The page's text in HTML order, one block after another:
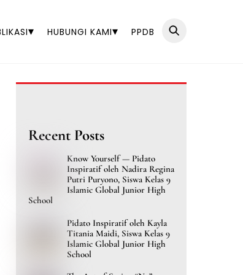
▾ HUBUNGI KAMI▾ PPDB
Recent Posts
Know Yourself — Pidato
Inspiratif oleh Nadira Regina
Putri Puryono, Siswa Kelas 9
Islamic Global Junior High
School
Pidato Inspiratif oleh Kayla
Titania Maidi, Siswa Kelas 9
Islamic Global Junior High
School